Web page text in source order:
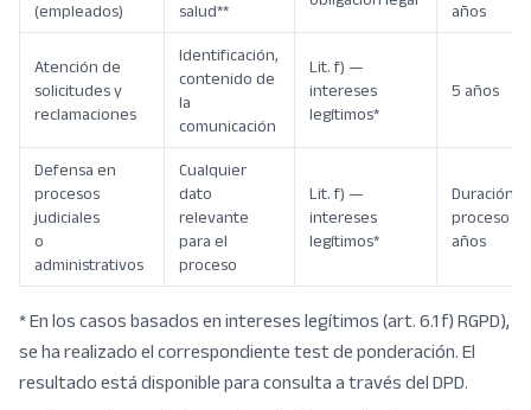
(empleados) salud** años
Atención de
solicitudes y
reclamaciones
Identificación,
contenido de
la
comunicación
Lit. f) —
intereses
legítimos*
5 años
Defensa en
procesos
judiciales
o
administrativos
Cualquier
dato
relevante
para el
proceso
Lit. f) —
intereses
legítimos*
Duración
proceso +
años
* En los casos basados en intereses legítimos (art. 6.1 f) RGPD),
se ha realizado el correspondiente test de ponderación. El
resultado está disponible para consulta a través del DPD.